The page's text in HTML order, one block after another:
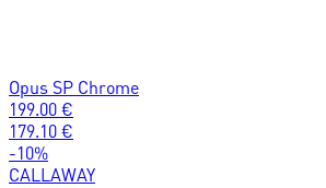
Opus SP Chrome
199.00 €
179.10 €
-10%
CALLAWAY